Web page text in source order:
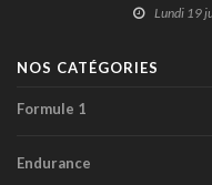
Lundi 19
NOS CATÉGORIES
Formule 1
Endurance